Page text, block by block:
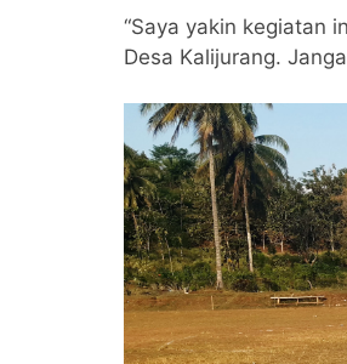
“Saya yakin kegiatan
Desa Kalijurang.